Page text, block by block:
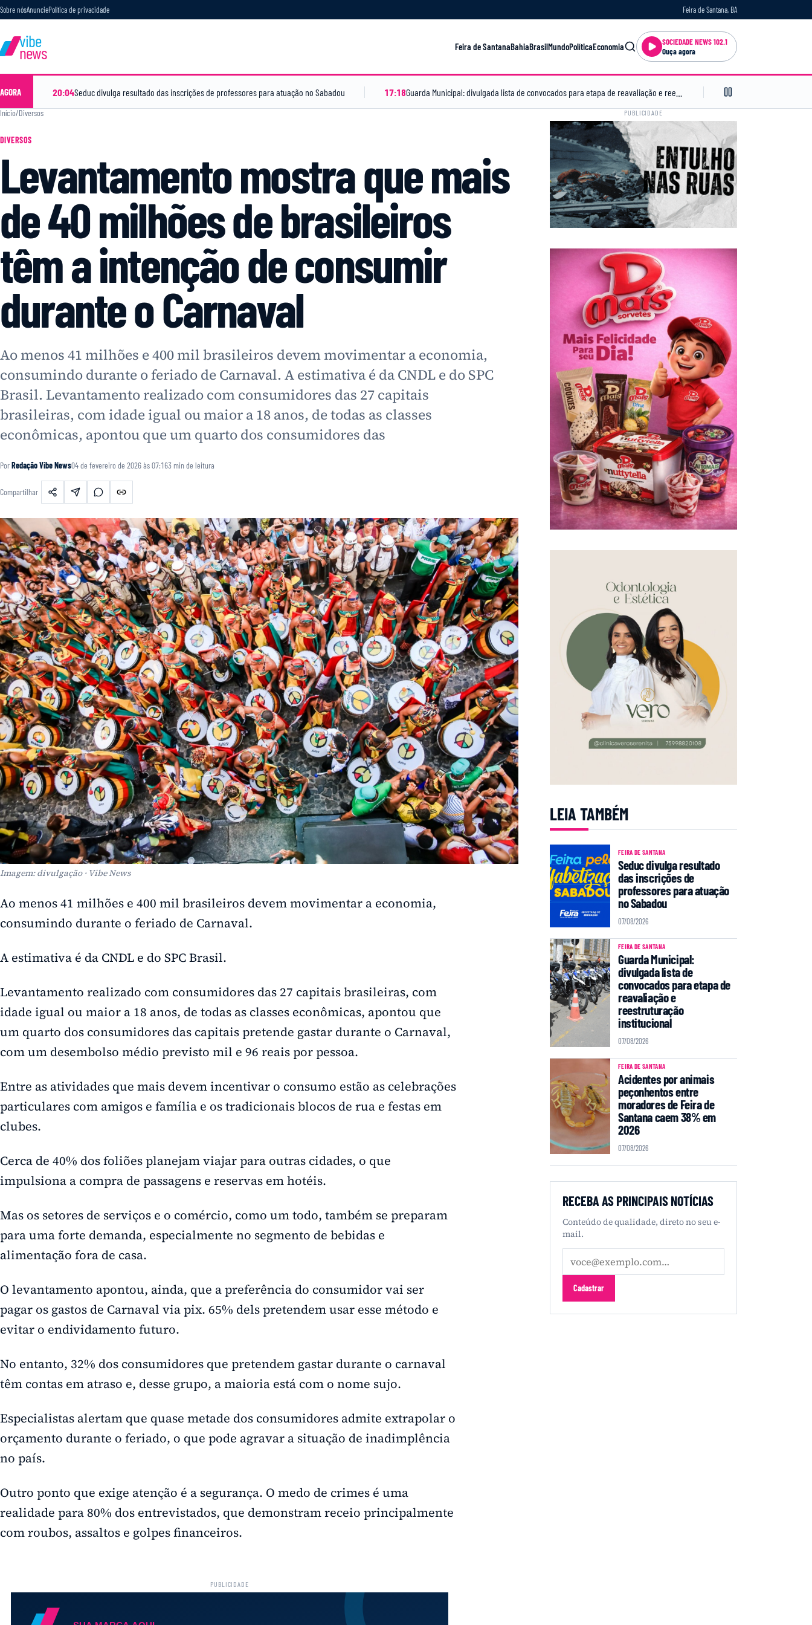
Sobre nósAnunciePolítica de privacidade Feira de Santana, BA
vibe
news Feira de SantanaBahiaBrasilMundoPolíticaEconomia
SOCIEDADE NEWS 102.1
Ouça agora
AGORA 20:04Seduc divulga resultado das inscrições de professores para atuação no Sabadou 17:18 11:39
Início/Diversos
DIVERSOS
Levantamento mostra que mais
de 40 milhões de brasileiros
têm a intenção de consumir
durante o Carnaval
Ao menos 41 milhões e 400 mil brasileiros devem movimentar a economia,
consumindo durante o feriado de Carnaval. A estimativa é da CNDL e do SPC
Brasil. Levantamento realizado com consumidores das 27 capitais
brasileiras, com idade igual ou maior a 18 anos, de todas as classes
econômicas, apontou que um quarto dos consumidores das
PorRedação Vibe News04 de fevereiro de 2026 às 07:163 min de leitura
Compartilhar
Imagem: divulgação · Vibe News
Ao menos 41 milhões e 400 mil brasileiros devem movimentar a economia,
consumindo durante o feriado de Carnaval.
A estimativa é da CNDL e do SPC Brasil.
Levantamento realizado com consumidores das 27 capitais brasileiras, com
idade igual ou maior a 18 anos, de todas as classes econômicas, apontou que
um quarto dos consumidores das capitais pretende gastar durante o Carnaval,
com um desembolso médio previsto mil e 96 reais por pessoa.
Entre as atividades que mais devem incentivar o consumo estão as celebrações
particulares com amigos e família e os tradicionais blocos de rua e festas em
clubes.
Cerca de 40% dos foliões planejam viajar para outras cidades, o que
impulsiona a compra de passagens e reservas em hotéis.
Mas os setores de serviços e o comércio, como um todo, também se preparam
para uma forte demanda, especialmente no segmento de bebidas e
alimentação fora de casa.
O levantamento apontou, ainda, que a preferência do consumidor vai ser
pagar os gastos de Carnaval via pix. 65% dels pretendem usar esse método e
evitar o endividamento futuro.
No entanto, 32% dos consumidores que pretendem gastar durante o carnaval
têm contas em atraso e, desse grupo, a maioria está com o nome sujo.
Especialistas alertam que quase metade dos consumidores admite extrapolar o
orçamento durante o feriado, o que pode agravar a situação de inadimplência
no país.
Outro ponto que exige atenção é a segurança. O medo de crimes é uma
realidade para 80% dos entrevistados, que demonstram receio principalmente
com roubos, assaltos e golpes financeiros.
PUBLICIDADE
PUBLICIDADE
LEIA TAMBÉM
FEIRA DE SANTANA
Seduc divulga resultado
das inscrições de
professores para atuação
no Sabadou
07/08/2026
FEIRA DE SANTANA
Guarda Municipal:
divulgada lista de
convocados para etapa de
reavaliação e
reestruturação
institucional
07/08/2026
FEIRA DE SANTANA
Acidentes por animais
peçonhentos entre
moradores de Feira de
Santana caem 38% em
2026
07/08/2026
RECEBA AS PRINCIPAIS NOTÍCIAS
Conteúdo de qualidade, direto no seu e-
mail.
mailCadastrar